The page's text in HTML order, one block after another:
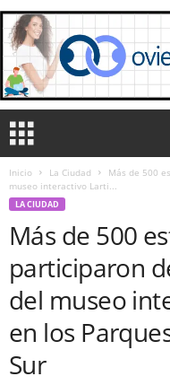
Inicio La Ciudad
Más de 500
museo interactivo Larti...
LA CIUDAD
Más de 500
participaron
del museo
en los
Sur